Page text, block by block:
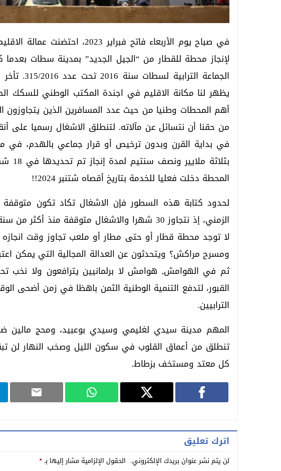
في صباح يوم الأربعاء فاتح فبراير
لإنجاز محطة للقطار من “الجيل الجديد” بمدينة سطات
يظهر لنا مكانة الاقليم في اجندة المكتب الوطني للسكك
أهم المحطات وطنيا من حيث عدد المسافرين الذين
من حقنا أن نتسائل عن مآلاته. لتنطلق الاشغال رسميا على
المحطة دخلت فعليا للخدمة بتاريخ أقصاه شتنبر 2024!!
لحدود كتابة هذه السطور فإن الاشغال تكاد تكون
الزمني، إذ نتجاوز 30 شهرا والاشغال متوقفة منذ
لا توجد محطة قطار أو حتى مطار أو ملعب تجاوز وقت
ومسرح مراكش؟ ويتحدثون عن العدالة المجالية التي يمكن
ثم في الهوامش, هوامش لا برلمانيين يترافعون ولا نخب
القبور، لتدفع التنمية الوطنية الثمن باهظا في زمن أضحى
الترابيين.
المهم مدينة سيدي لغليمي وسيدي بوعبيد، ومحج مالين
تنطلق من أعماق القلوب في سكون الليل وصخب النهار لن
كل معتد ومستخف بزطاط.
اترك تعليق
لن يتم نشر عنوان بريدك الإلكتروني. الحقول الإلزامية مشار إليها بـ*